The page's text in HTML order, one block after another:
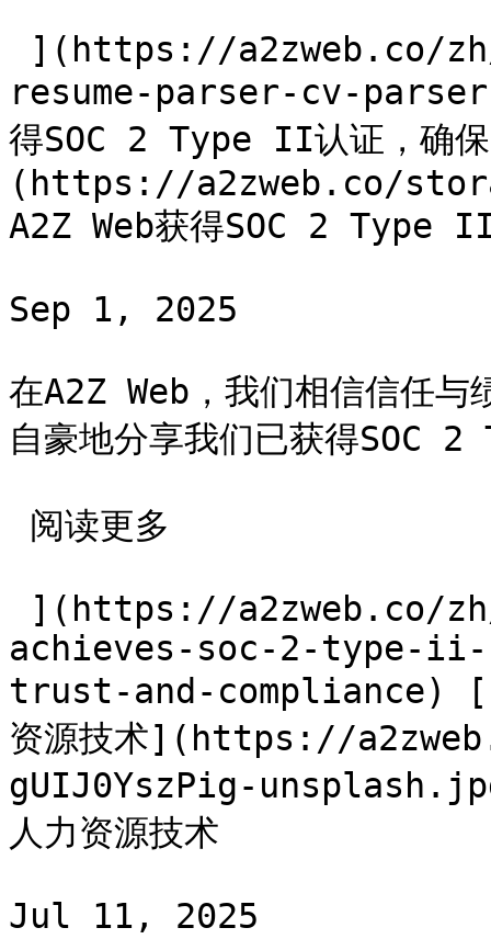
resume-parser-cv-
得SOC 2 Type II认证，确
(https://a2zweb.co/
A2Z Web获得SOC 2 Type II
Sep 1, 2025
在A2Z Web，我们相信信任与
自豪地分享我们已获得SOC
achieves-soc-2-
trust-and-compliance) [ ![
资源技术](https://
gUIJ0YszPig-
人力资源技术
Jul 11, 2025